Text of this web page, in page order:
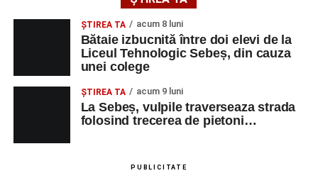
ŞTIREA TA acum 8 luni
Bătaie izbucnită între doi elevi de la
Liceul Tehnologic Sebeș, din cauza
unei colege
ŞTIREA TA acum 9 luni
La Sebeș, vulpile traverseaza strada
folosind trecerea de pietoni…
PUBLICITATE